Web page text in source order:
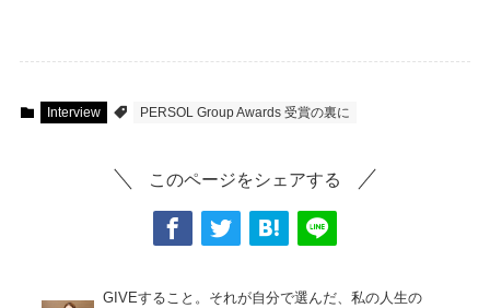
Interview PERSOL Group Awards 受賞の裏に
このページをシェアする
GIVEすること。それが自分で選んだ、私の人生の